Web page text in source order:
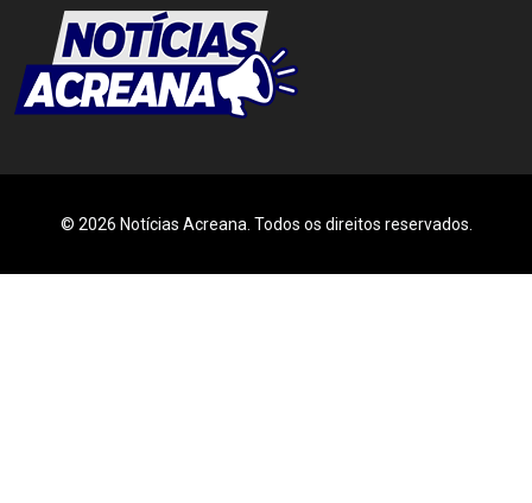
© 2026 Notícias Acreana. Todos os direitos reservados.